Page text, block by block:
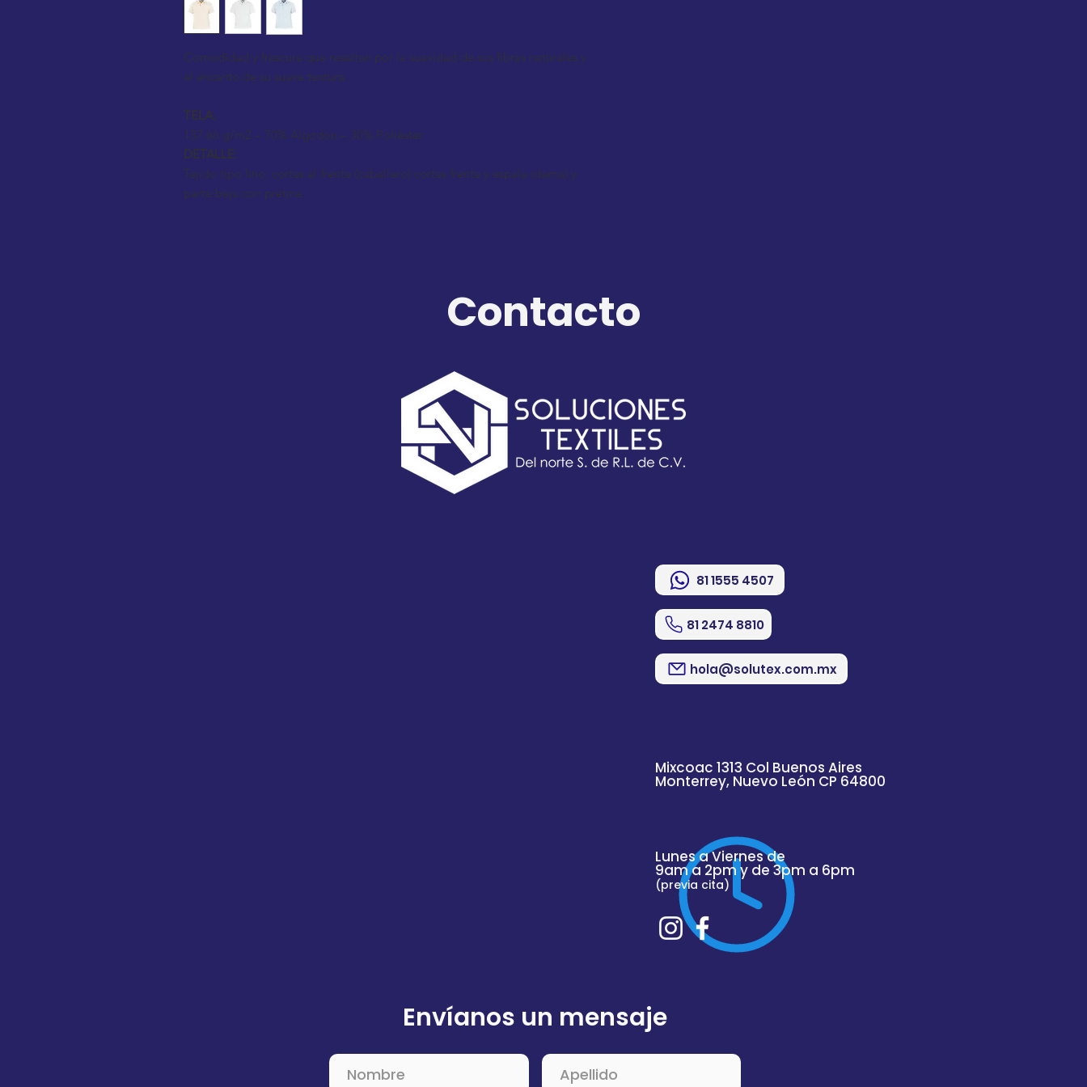
Comodidad y frescura que resaltan por la suavidad de sus fibras naturales y
el encanto de su suave textura.
TELA:
137.66 g/m2 – 70% Algodón – 30% Poliéster
DETALLE:
Tejido tipo lino, cortes al frente (caballero) cortes frente y espala (dama) y
parte baja con pretina.
Contacto
81 1555 4507
81 2474 8810
hola@solutex.com.mx
Mixcoac 1313 Col Buenos Aires
Monterrey, Nuevo León CP 64800
Lunes a Viernes de
9am a 2pm y de 3pm a 6pm
(previa cita)
Envíanos un mensaje